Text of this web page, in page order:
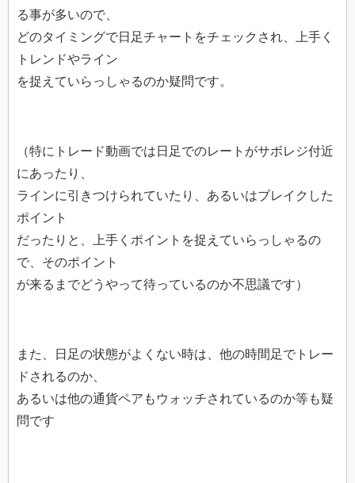
る事が多いので、
どのタイミングで日足チャートをチェックされ、上手く
トレンドやライン
を捉えていらっしゃるのか疑問です。
（特にトレード動画では日足でのレートがサボレジ付近
にあったり、
ラインに引きつけられていたり、あるいはブレイクした
ポイント
だったりと、上手くポイントを捉えていらっしゃるの
で、そのポイント
が来るまでどうやって待っているのか不思議です）
また、日足の状態がよくない時は、他の時間足でトレー
ドされるのか、
あるいは他の通貨ペアもウォッチされているのか等も疑
問です